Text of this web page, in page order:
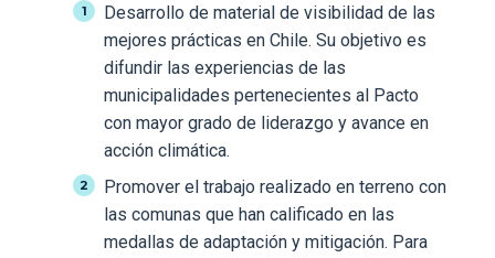
Desarrollo de material de visibilidad de las
mejores prácticas en Chile. Su objetivo es
difundir las experiencias de las
municipalidades pertenecientes al Pacto
con mayor grado de liderazgo y avance en
acción climática.
Promover el trabajo realizado en terreno con
las comunas que han calificado en las
medallas de adaptación y mitigación. Para